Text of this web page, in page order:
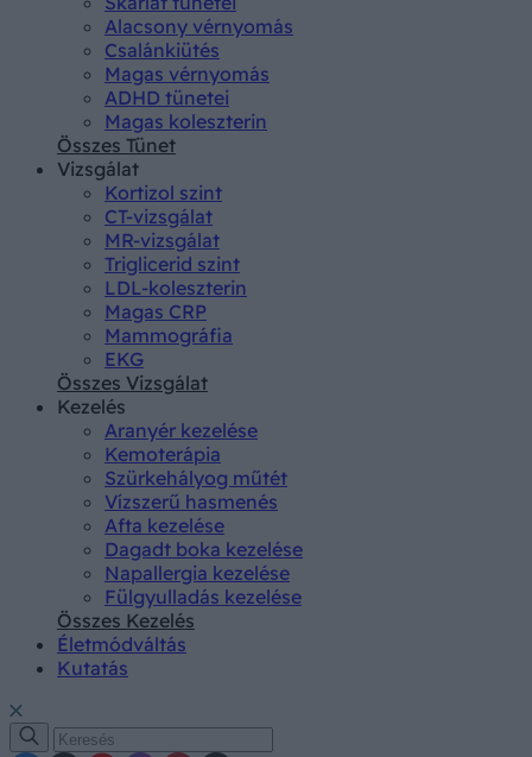
Alacsony vérnyomás
Csalánkiütés
Magas vérnyomás
ADHD tünetei
Magas koleszterin
Összes Tünet
Vizsgálat
Kortizol szint
CT-vizsgálat
MR-vizsgálat
Triglicerid szint
LDL-koleszterin
Magas CRP
Mammográfia
EKG
Összes Vizsgálat
Kezelés
Aranyér kezelése
Kemoterápia
Szürkehályog műtét
Vízszerű hasmenés
Afta kezelése
Dagadt boka kezelése
Napallergia kezelése
Fülgyulladás kezelése
Összes Kezelés
Életmódváltás
Kutatás